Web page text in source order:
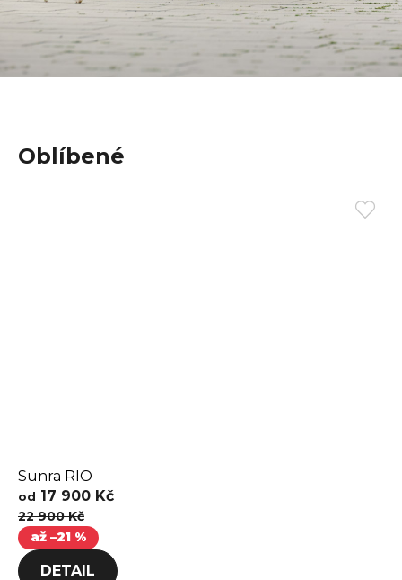
Oblíbené
Sunra RIO
od 17 900 Kč
22 900 Kč
až –21 %
DETAIL